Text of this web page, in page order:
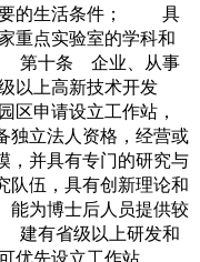
要的生活条件； 具
重点实验室的学科和
第十条 企业、从事
以上高新技术开发
区申请设立工作站，
立法人资格，经营或
并具有专门的研究与
伍，具有创新理论和
为博士后人员提供较
有省级以上研发和
优先设立工作站。